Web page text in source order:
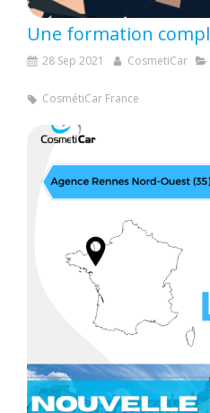
28 Sep 2021 CosmetiCar
CosmétiCar France